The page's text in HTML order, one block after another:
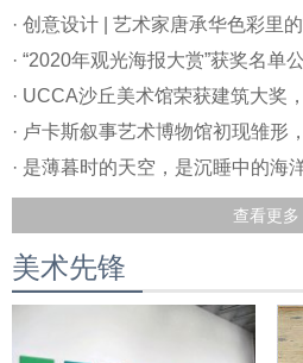
· 创意设计 | 艺术家唐承华色彩里的
· “2020年观光海报大赏”获奖名单
· 卢卡斯叙事艺术博物馆初现雏形
查看更多
美术先锋